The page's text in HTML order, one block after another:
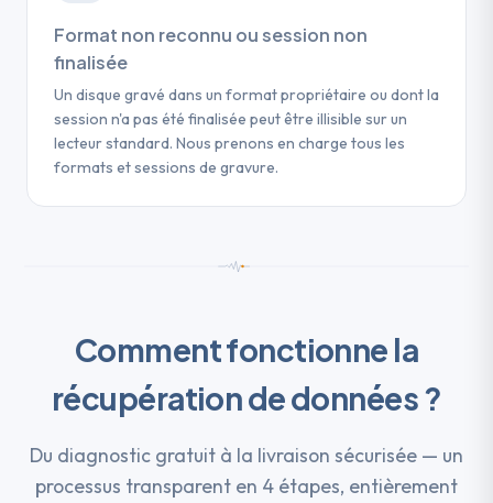
Format non reconnu ou session non
finalisée
Un disque gravé dans un format propriétaire ou dont la
session n'a pas été finalisée peut être illisible sur un
lecteur standard. Nous prenons en charge tous les
formats et sessions de gravure.
Comment fonctionne la
récupération de données ?
Du diagnostic gratuit à la livraison sécurisée — un
processus transparent en 4 étapes, entièrement